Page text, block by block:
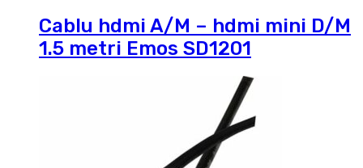
Cablu hdmi A/M – hdmi mini D/M
1.5 metri Emos SD1201